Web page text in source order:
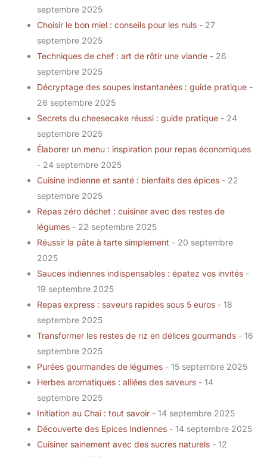
septembre 2025
Choisir le bon miel : conseils pour les nuls - 27
septembre 2025
Techniques de chef : art de rôtir une viande - 26
septembre 2025
Décryptage des soupes instantanées : guide pratique -
26 septembre 2025
Secrets du cheesecake réussi : guide pratique - 24
septembre 2025
Élaborer un menu : inspiration pour repas économiques
- 24 septembre 2025
Cuisine indienne et santé : bienfaits des épices - 22
septembre 2025
Repas zéro déchet : cuisiner avec des restes de
légumes - 22 septembre 2025
Réussir la pâte à tarte simplement - 20 septembre
2025
Sauces indiennes indispensables : épatez vos invités -
19 septembre 2025
Repas express : saveurs rapides sous 5 euros - 18
septembre 2025
Transformer les restes de riz en délices gourmands - 16
septembre 2025
Purées gourmandes de légumes - 15 septembre 2025
Herbes aromatiques : alliées des saveurs - 14
septembre 2025
Initiation au Chai : tout savoir - 14 septembre 2025
Découverte des Epices Indiennes - 14 septembre 2025
Cuisiner sainement avec des sucres naturels - 12